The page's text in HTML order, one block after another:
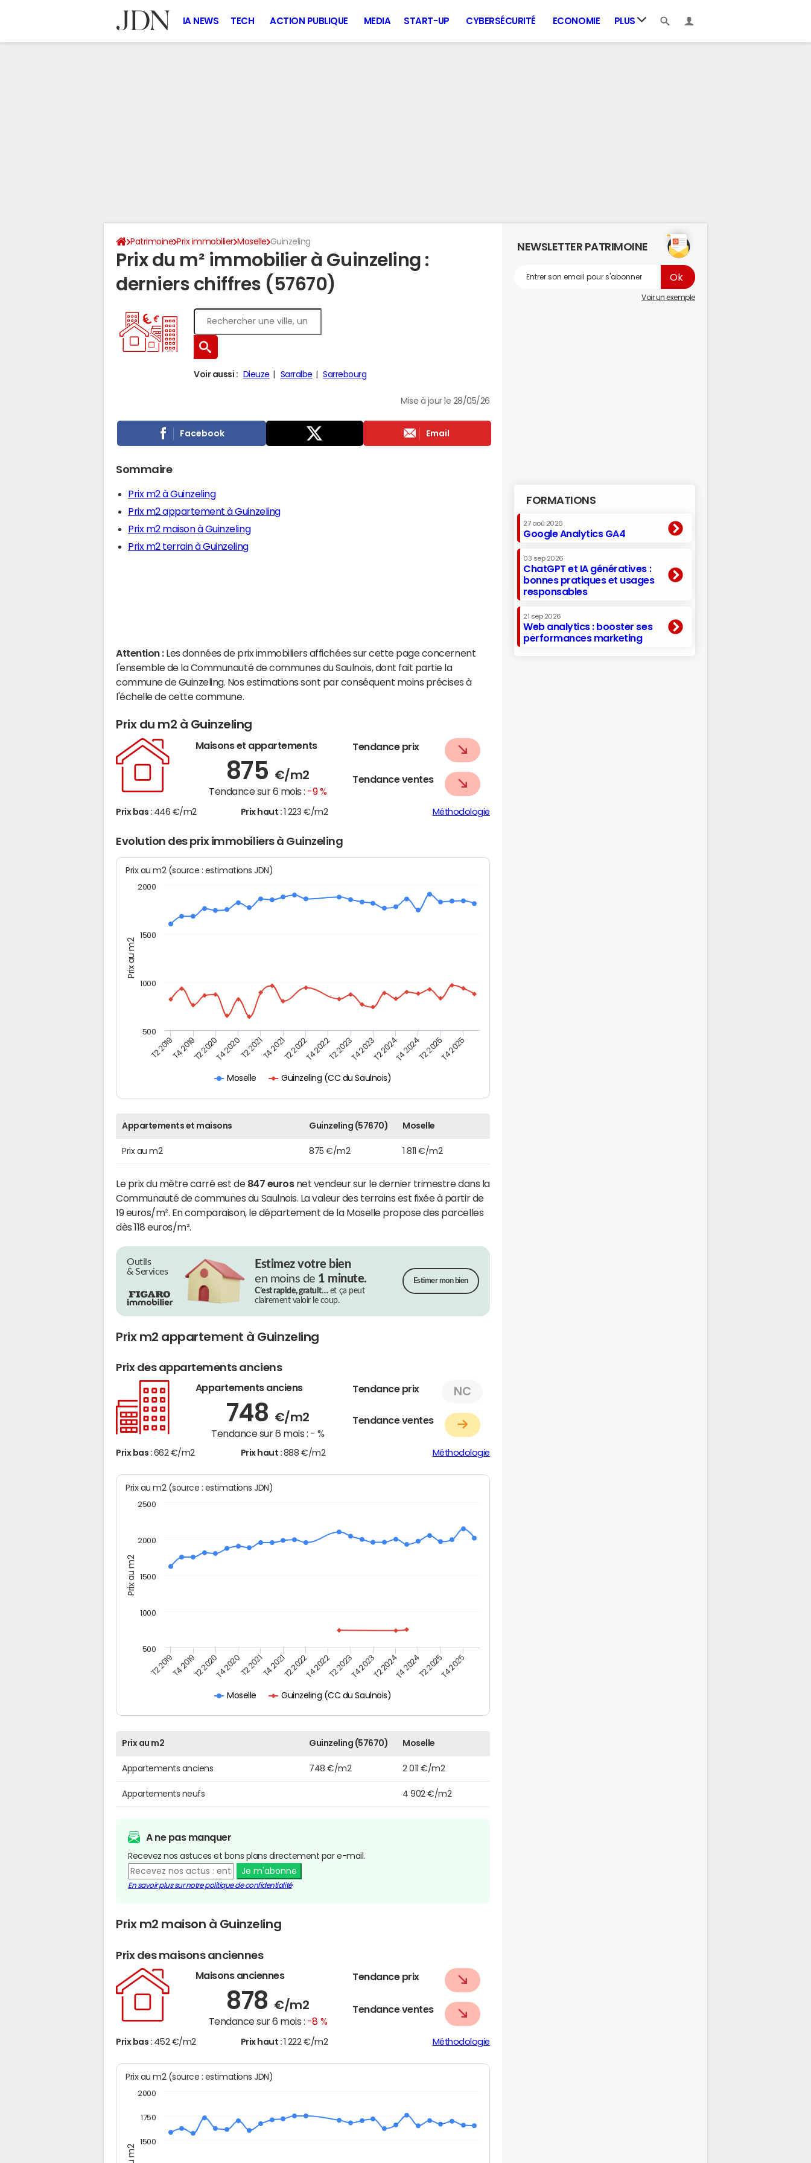
IA NEWS TECH ACTION PUBLIQUE MEDIA START-UP CYBERSÉCURITÉ ECONOMIE PLUS
Patrimoine Prix immobilier Moselle Guinzeling
Prix du m² immobilier à Guinzeling :
derniers chiffres (57670)
Voir aussi : Dieuze Sarralbe Sarrebourg
Mise à jour le 28/05/26
Facebook Email
Sommaire
Prix m2 à Guinzeling
Prix m2 appartement à Guinzeling
Prix m2 maison à Guinzeling
Prix m2 terrain à Guinzeling
Attention : Les données de prix immobiliers affichées sur cette page concernent
l'ensemble de la Communauté de communes du Saulnois, dont fait partie la
commune de Guinzeling. Nos estimations sont par conséquent moins précises à
l'échelle de cette commune.
Prix du m2 à Guinzeling
Maisons et appartements
875 €/m2
Tendance sur 6 mois : -9 %
Tendance prix
Tendance ventes
Prix bas : 446 €/m2 Prix haut : 1 223 €/m2 Méthodologie
Evolution des prix immobiliers à Guinzeling
Prix au m2
Prix au m2 (source : estimations JDN)
Moselle Guinzeling (CC du Saulnois)
T2 2019T4 2019T2 2020T4 2020T2 2021T4 2021T2 2022T4 2022T2 2023T4 2023T2 2024T4 2024T2 2025T4 2025
500
1000
1500
2000
Appartements et maisons Guinzeling (57670) Moselle
Prix au m2 875 €/m2 1 811 €/m2
Le prix du mètre carré est de 847 eurosnet vendeur sur le dernier trimestre dans la
Communauté de communes du Saulnois. La valeur des terrains est fixée à partir de
19 euros/m². En comparaison, le département de la Moselle propose des parcelles
dès 118 euros/m².
Outils
& Services
Estimez votre bien
en moins de 1 minute.
C’est rapide, gratuit…et ça peut
clairement valoir le coup.
Estimer mon bien
Prix m2 appartement à Guinzeling
Prix des appartements anciens
Appartements anciens
748 €/m2
Tendance sur 6 mois : - %
Tendance prix NC
Tendance ventes
Prix bas : 662 €/m2 Prix haut : 888 €/m2 Méthodologie
Prix au m2
Prix au m2 (source : estimations JDN)
Moselle Guinzeling (CC du Saulnois)
T2 2019T4 2019T2 2020T4 2020T2 2021T4 2021T2 2022T4 2022T2 2023T4 2023T2 2024T4 2024T2 2025T4 2025
500
1000
1500
2000
2500
Prix au m2 Guinzeling (57670) Moselle
Appartements anciens 748 €/m2 2 011 €/m2
Appartements neufs 4 902 €/m2
A ne pas manquer
Recevez nos astuces et bons plans directement par e-mail.
Je m'abonne
En savoir plus sur notre politique de confidentialité
Prix m2 maison à Guinzeling
Prix des maisons anciennes
Maisons anciennes
878 €/m2
Tendance sur 6 mois : -8 %
Tendance prix
Tendance ventes
Prix bas : 452 €/m2 Prix haut : 1 222 €/m2 Méthodologie
Prix au m2 (source : estimations JDN)
1500
1750
2000
NEWSLETTER PATRIMOINE
Voir un exemple
FORMATIONS
27 aoû 2026
Google Analytics GA4
03 sep 2026
ChatGPT et IA génératives :
bonnes pratiques et usages
responsables
21 sep 2026
Web analytics : booster ses
performances marketing